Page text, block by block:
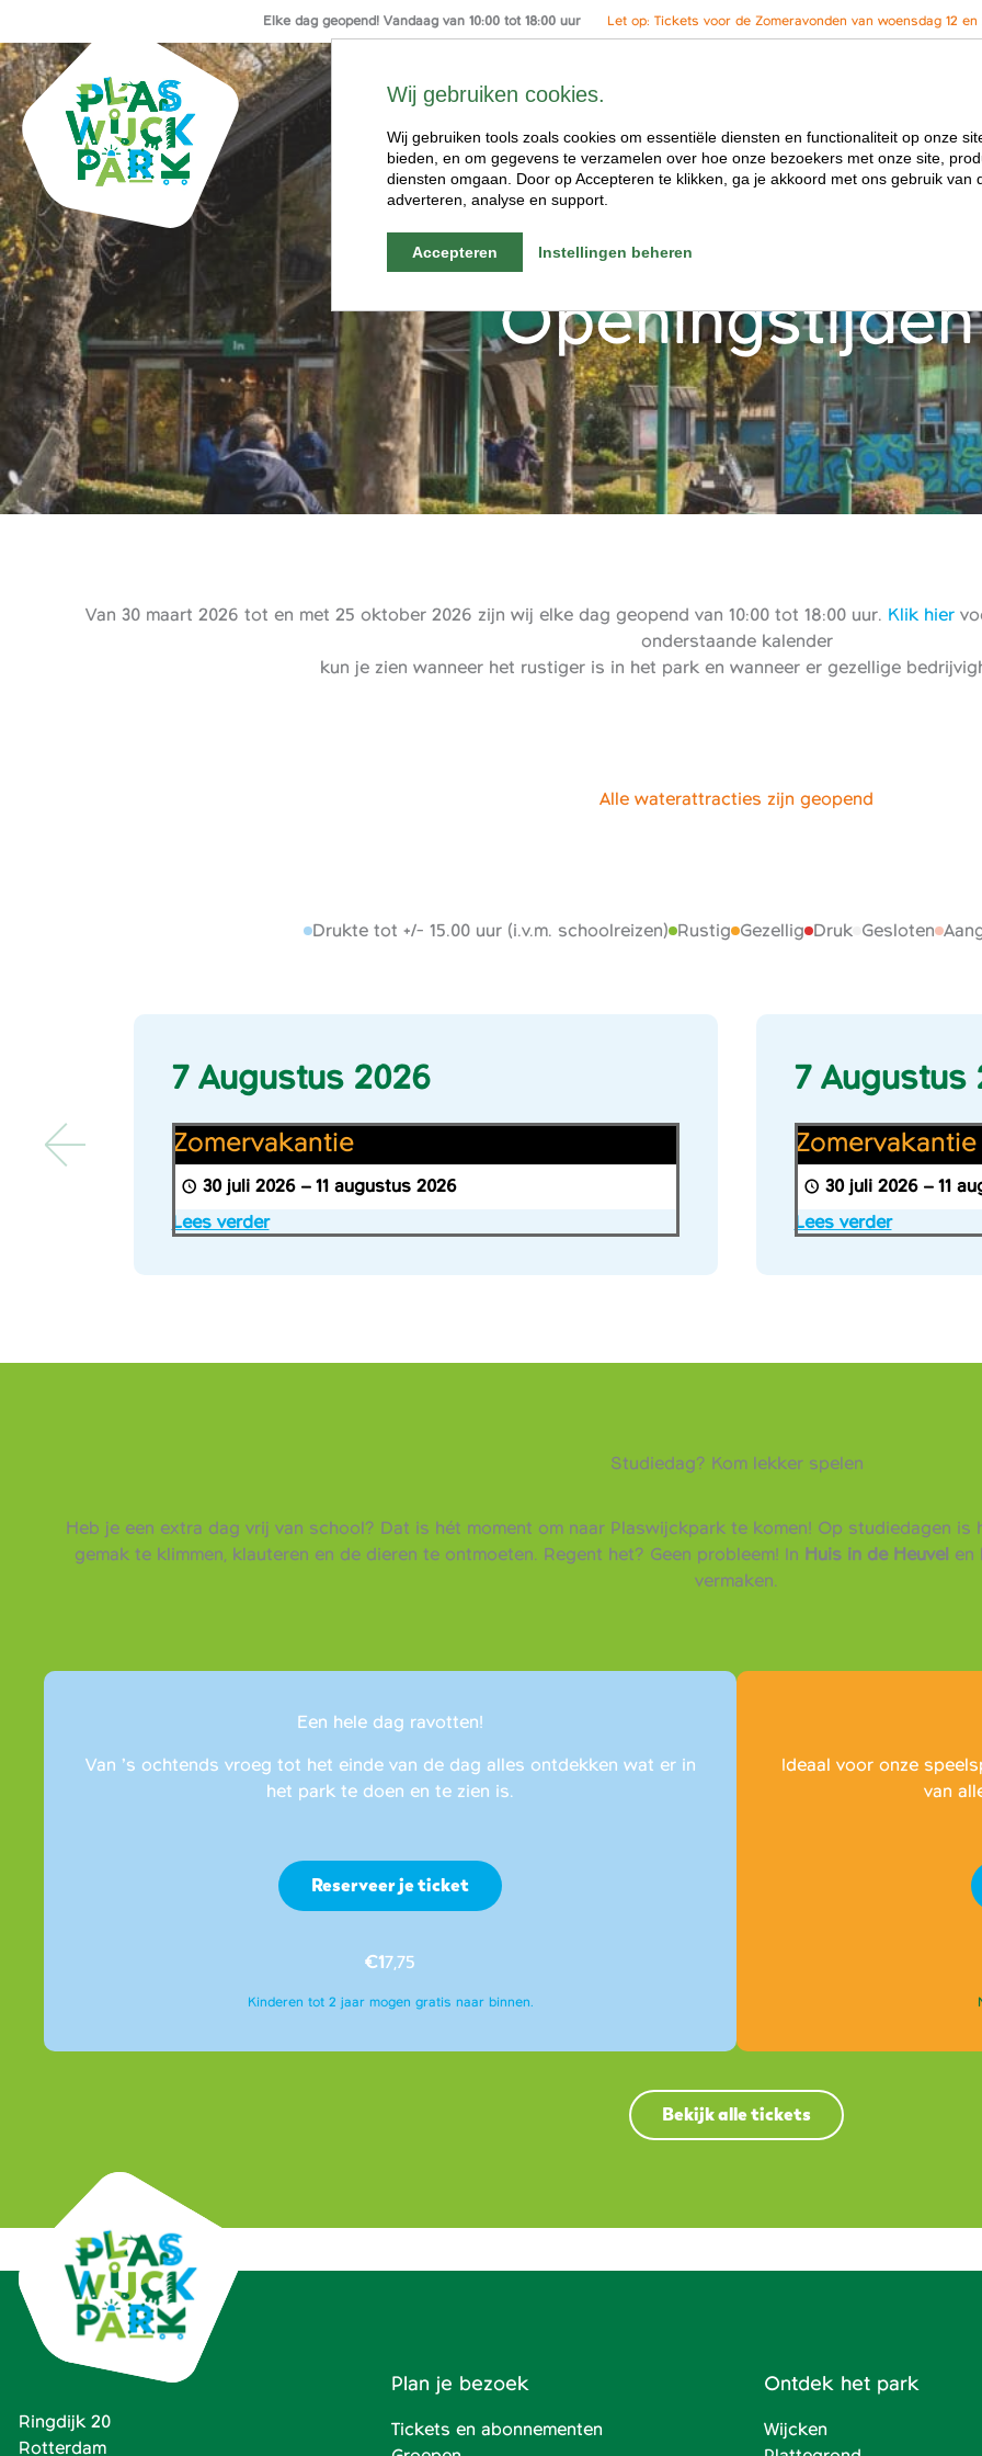
Elke dag geopend! Vandaag van 10:00 tot 18:00 uur Let op: Tickets voor de Zomeravonden van woensdag 12
Ga
naar
de
inhoud
Openingstijden
Van 30 maart 2026 tot en met 25 oktober 2026 zijn wij elke dag geopend van 10:00 tot 18:00 uur. Klik hier
onderstaande kalender
kun je zien wanneer het rustiger is in het park en wanneer er gezellige
Alle waterattracties zijn geopend
Druk
Drukte tot +/- 15.00 uur (i.v.m. schoolreizen) Gesloten
Gezellig
Rustig
7 Augustus 2026
Zomervakantie
Zomervakantie
30 juli 2026 – 11 augustus 2026
Lees verder
7 Augustus
Zomervakantie
Zomervakantie
30 juli 2026 – 11
Lees verder
Studiedag? Kom lekker spelen
Heb je een extra dag vrij van school? Dat is hét moment om naar Plaswijckpark te komen! Op studiedagen
gemak te klimmen, klauteren en de dieren te ontmoeten. Regent het? Geen probleem! In Huis in de Heuvel en
vermaken.
Een hele dag ravotten!
Van ’s ochtends vroeg tot het einde van de dag alles ontdekken wat er in
het park te doen en te zien is.
Reserveer je ticket
€17,75
Kinderen tot 2 jaar mogen gratis naar binnen.
Ideaal voor onze
van
Bekijk alle tickets
Ringdijk 20
Rotterdam
Plan je bezoek
Tickets en abonnementen
Ontdek het park
Wijcken
Wij gebruiken cookies.
Wij gebruiken tools zoals cookies om essentiële diensten en functionaliteit op onze
bieden, en om gegevens te verzamelen over hoe onze bezoekers met onze site,
diensten omgaan. Door op Accepteren te klikken, ga je akkoord met ons gebruik van
adverteren, analyse en support.
Accepteren Instellingen beheren